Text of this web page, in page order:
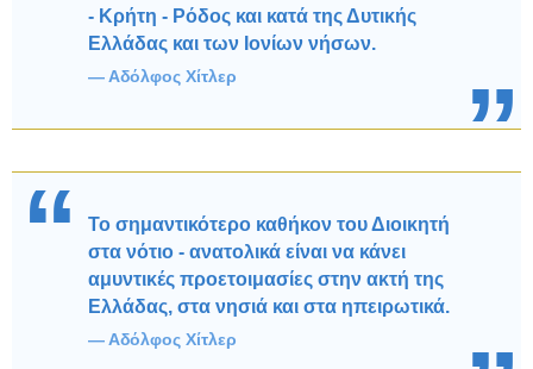
- Κρήτη - Ρόδος και κατά της Δυτικής
Ελλάδας και των Ιονίων νήσων.
Αδόλφος Χίτλερ
Το σημαντικότερο καθήκον του Διοικητή
στα νότιο - ανατολικά είναι να κάνει
αμυντικές προετοιμασίες στην ακτή της
Ελλάδας, στα νησιά και στα ηπειρωτικά.
Αδόλφος Χίτλερ